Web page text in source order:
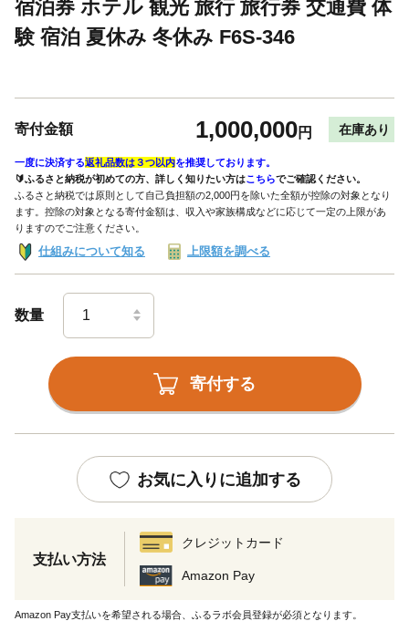
宿泊券 ホテル 観光 旅行 旅行券 交通費 体
験 宿泊 夏休み 冬休み F6S-346
寄付金額 1,000,000円 在庫あり
一度に決済する返礼品数は３つ以内を推奨しております。
🔰ふるさと納税が初めての方、詳しく知りたい方はこちらでご確認ください。
ふるさと納税では原則として自己負担額の2,000円を除いた全額が控除の対象となり
ます。控除の対象となる寄付金額は、収入や家族構成などに応じて一定の上限があ
りますのでご注意ください。
仕組みについて知る 上限額を調べる
数量
寄付する
お気に入りに追加する
支払い方法
クレジットカード
Amazon Pay
Amazon Pay支払いを希望される場合、ふるラボ会員登録が必須となります。